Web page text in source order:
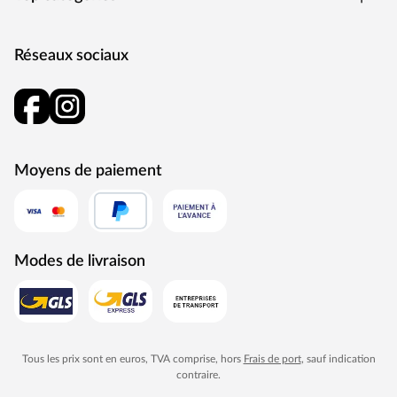
Puissance totale
1,7 kW
Répartition de la puissance
Émetteur arrière : 1000 x 400 mm, 2 x 300 W
Émetteur gauche : 1000 x 400 mm, 1 x 300 W
Émetteur sous le banc : 1000 x 300 mm, 1 x 200 W
Émetteur au sol : 1000 x 400 mm, 1 x 300 W.
Qu’est‑ce que l’infrarouge ?
Le rayonnement infrarouge est la chaleur saine et
chaleur et est vital pour tout ce qui vit et s’épanouit sur
Terre. Lorsqu’il atteint la peau, le rayonnement infrarouge
est immédiatement transformé en chaleur et stimule
l’intérieur vers l’extérieur.
Comment entretenir la cabine infrarouge ?
Réseaux sociaux
Moyens de paiement
Modes de livraison
Tous les prix sont en euros, TVA comprise, hors Frais de port, sauf indication
contraire.